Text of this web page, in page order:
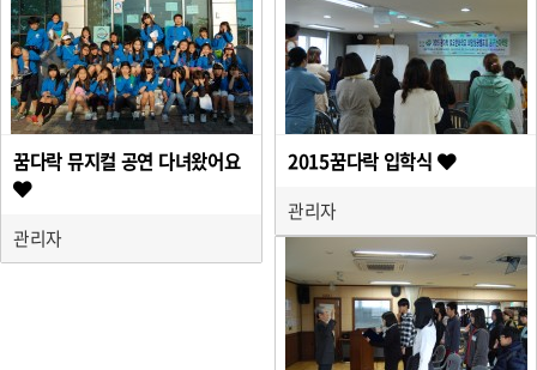
꿈다락 뮤지컬 공연 다녀왔어요
관리자
2015꿈다락 입학식
관리자